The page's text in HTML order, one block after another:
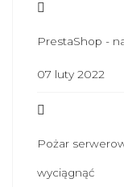
PrestaShop -
07 luty 2022
Pożar
wyciągnąć